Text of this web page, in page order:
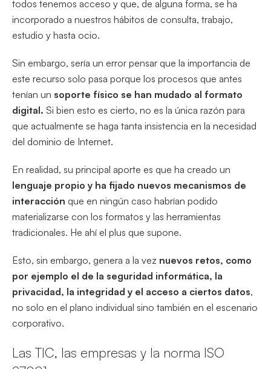
todos tenemos acceso y que, de alguna forma, se ha
incorporado a nuestros hábitos de consulta, trabajo,
estudio y hasta ocio.
Sin embargo, sería un error pensar que la importancia de
este recurso solo pasa porque los procesos que antes
tenían un soporte físico se han mudado al formato
digital. Si bien esto es cierto, no es la única razón para
que actualmente se haga tanta insistencia en la necesidad
del dominio de Internet.
En realidad, su principal aporte es que ha creado un
lenguaje propio y ha fijado nuevos mecanismos de
interacción que en ningún caso habrían podido
materializarse con los formatos y las herramientas
tradicionales. He ahí el plus que supone.
Esto, sin embargo, genera a la vez nuevos retos, como
por ejemplo el de la seguridad informática, la
privacidad, la integridad y el acceso a ciertos datos,
no solo en el plano individual sino también en el escenario
corporativo.
Las TIC, las empresas y la norma ISO